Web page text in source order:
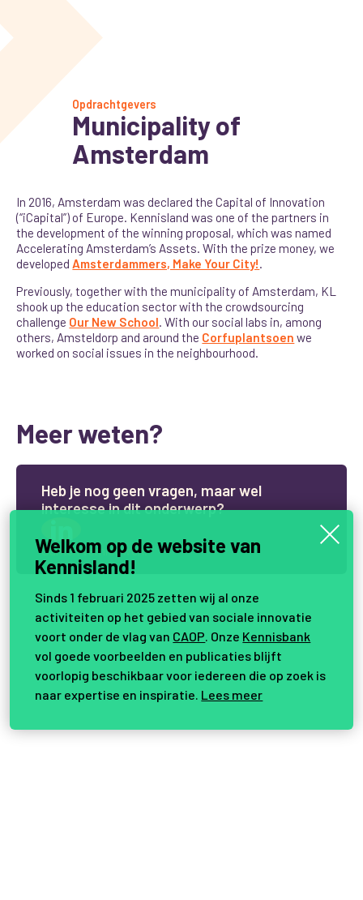
Opdrachtgevers
Municipality of
Amsterdam
In 2016, Amsterdam was declared the Capital of Innovation
(“iCapital”) of Europe. Kennisland was one of the partners in
the development of the winning proposal, which was named
Accelerating Amsterdam’s Assets. With the prize money, we
developedAmsterdammers, Make Your City!.
Previously, together with the municipality of Amsterdam, KL
shook up the education sector with the crowdsourcing
challenge Our New School. With our social labs in, among
others, Amsteldorp and around the Corfuplantsoen we
worked on social issues in the neighbourhood.
Meer weten?
Heb je nog geen vragen, maarwel
interesseinditonderwerp?
Samen vernieuwen.
Welkom op de website van
Kennisland!
Sinds 1 februari 2025 zetten wij al onze
activiteiten op het gebied van sociale innovatie
voort onder de vlag van CAOP . Onze Kennisbank
vol goede voorbeelden en publicaties blijft
voorlopig beschikbaar voor iedereen die op zoek is
naar expertise en inspiratie. Lees meer